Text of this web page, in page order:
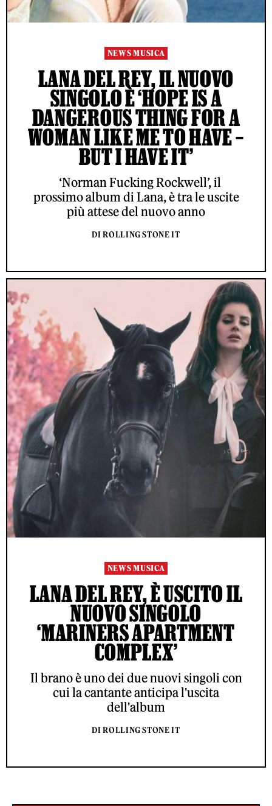
NEWS MUSICA
LANA DEL REY, IL NUOVO
SINGOLO È ‘HOPE IS A
DANGEROUS THING FOR A
WOMAN LIKE ME TO HAVE –
BUT I HAVE IT’
‘Norman Fucking Rockwell’, il
prossimo album di Lana, è tra le uscite
più attese del nuovo anno
DI ROLLING STONE IT
NEWS MUSICA
LANA DEL REY, È USCITO IL
NUOVO SINGOLO
‘MARINERS APARTMENT
COMPLEX’
Il brano è uno dei due nuovi singoli con
cui la cantante anticipa l'uscita
dell'album
DI ROLLING STONE IT